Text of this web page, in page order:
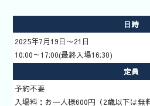
日時
2025年7月19日〜21日
10:00～17:00(最終入場16:30)
定員
予約不要
入場料：お一人様600円（2歳以下は無